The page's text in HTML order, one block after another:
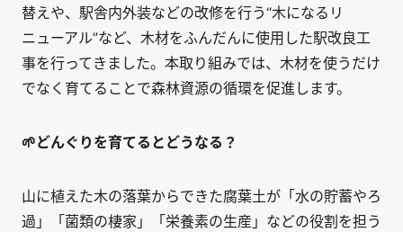
替えや、駅舎内外装などの改修を行う“木になるリ
ニューアル”など、木材をふんだんに使用した駅改良工
事を行ってきました。本取り組みでは、木材を使うだけ
でなく育てることで森林資源の循環を促進します。
🌱どんぐりを育てるとどうなる？
山に植えた木の落葉からできた腐葉土が「水の貯蓄やろ
過」「菌類の棲家」「栄養素の生産」などの役割を担う